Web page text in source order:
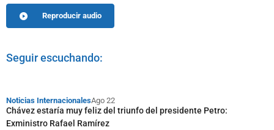
Reproducir audio
Seguir escuchando:
Noticias InternacionalesAgo 22
Chávez estaría muy feliz del triunfo del presidente Petro:
Exministro Rafael Ramírez